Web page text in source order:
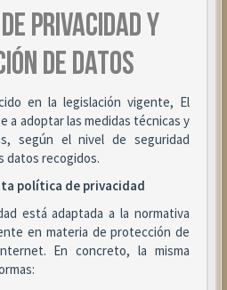
PRIVACIDAD Y
DE DATOS
en la legislación vigente, El
a adoptar las medidas técnicas y
según el nivel de seguridad
datos recogidos.
política de privacidad
está adaptada a la normativa
en materia de protección de
En concreto, la misma